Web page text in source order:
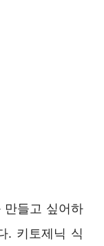
만들고 싶어하
. 키토제닉 식